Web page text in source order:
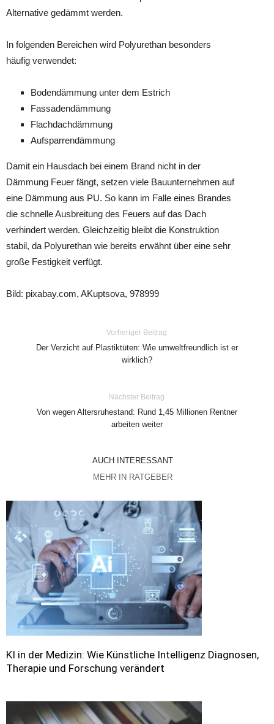
Alternative gedämmt werden.
In folgenden Bereichen wird Polyurethan besonders
häufig verwendet:
Bodendämmung unter dem Estrich
Fassadendämmung
Flachdachdämmung
Aufsparrendämmung
Damit ein Hausdach bei einem Brand nicht in der
Dämmung Feuer fängt, setzen viele Bauunternehmen auf
eine Dämmung aus PU. So kann im Falle eines Brandes
die schnelle Ausbreitung des Feuers auf das Dach
verhindert werden. Gleichzeitig bleibt die Konstruktion
stabil, da Polyurethan wie bereits erwähnt über eine sehr
große Festigkeit verfügt.
Bild: pixabay.com, AKuptsova, 978999
Vorheriger Beitrag
Der Verzicht auf Plastiktüten: Wie umweltfreundlich ist er
wirklich?
Nächster Beitrag
Von wegen Altersruhestand: Rund 1,45 Millionen Rentner
arbeiten weiter
AUCH INTERESSANT
MEHR IN RATGEBER
KI in der Medizin: Wie Künstliche Intelligenz Diagnosen,
Therapie und Forschung verändert